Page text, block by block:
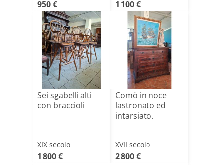
950 € 1 100 €
Sei sgabelli alti
con braccioli
XIX secolo
1 800 €
Comò in noce
lastronato ed
intarsiato.
XVII secolo
2 800 €